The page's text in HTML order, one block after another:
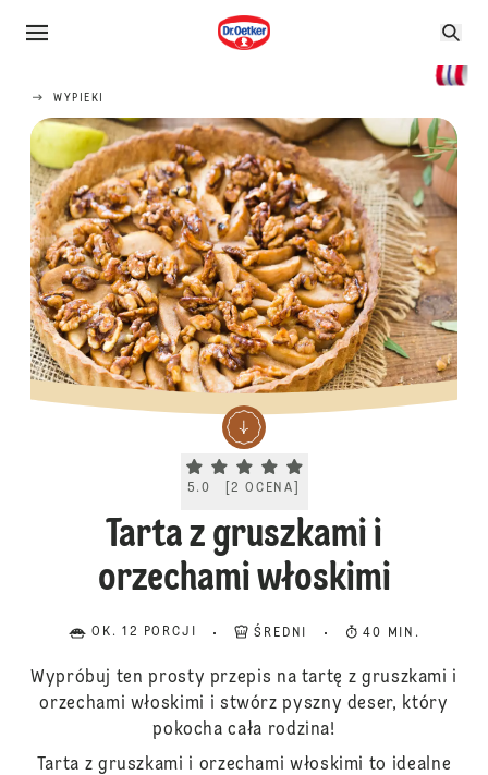
WYPIEKI
Current rating 5.0. Click to rate.
5.0 [2 OCENA
Tarta z gruszkami i
orzechami włoskimi
OK. 12 PORCJI ŚREDNI 40 MIN.
Wypróbuj ten prosty przepis na tartę z gruszkami i
orzechami włoskimi i stwórz pyszny deser, który
pokocha cała rodzina!
Tarta z gruszkami i orzechami włoskimi to idealne